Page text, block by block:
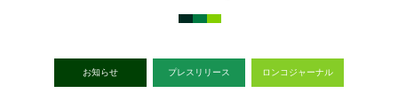
お知らせ プレスリリース ロンコジャーナル